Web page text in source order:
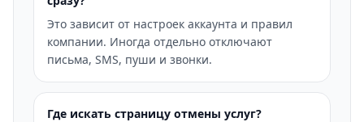
Это зависит от настроек аккаунта и правил
компании. Иногда отдельно отключают
письма, SMS, пуши и звонки.
Где искать страницу отмены услуг?